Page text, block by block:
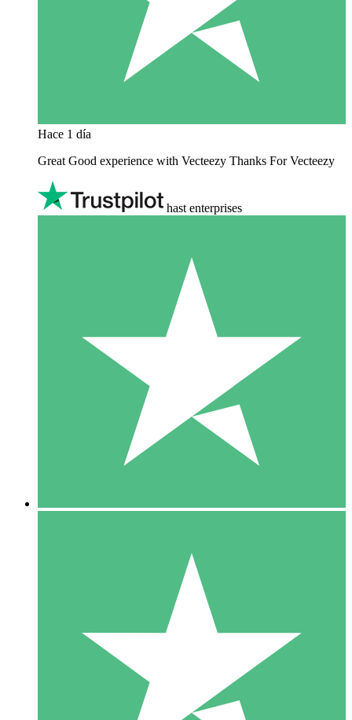
Hace 1 día
Great Good experience with Vecteezy Thanks For Vecteezy
hast enterprises